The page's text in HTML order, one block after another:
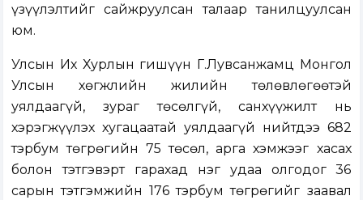
үзүүлэлтийг сайжруулсан талаар танилцуулсан
юм.
Улсын Их Хурлын гишүүн Г.Лувсанжамц Монгол
Улсын хөгжлийн жилийн төлөвлөгөөтэй
уялдаагүй, зураг төсөлгүй, санхүүжилт нь
хэрэгжүүлэх хугацаатай уялдаагүй нийтдээ 682
тэрбум төгрөгийн 75 төсөл, арга хэмжээг хасах
болон тэтгэвэрт гарахад нэг удаа олгодог 36
сарын тэтгэмжийн 176 тэрбум төгрөгийг заавал